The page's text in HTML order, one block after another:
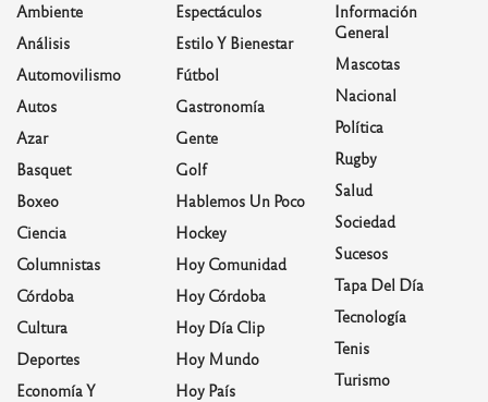
Ambiente
Análisis
Automovilismo
Autos
Azar
Basquet
Boxeo
Ciencia
Columnistas
Córdoba
Cultura
Deportes
Economía Y
Espectáculos
Estilo Y Bienestar
Fútbol
Gastronomía
Gente
Golf
Hablemos Un Poco
Hockey
Hoy Comunidad
Hoy Córdoba
Hoy Día Clip
Hoy Mundo
Hoy País
Información
General
Mascotas
Nacional
Política
Rugby
Salud
Sociedad
Sucesos
Tapa Del Día
Tecnología
Tenis
Turismo